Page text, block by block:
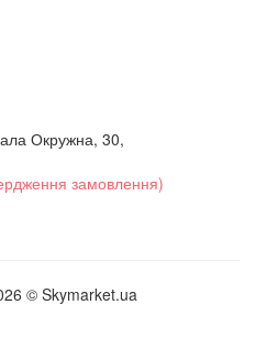
Окружна, 30,
замовлення)
© Skymarket.ua